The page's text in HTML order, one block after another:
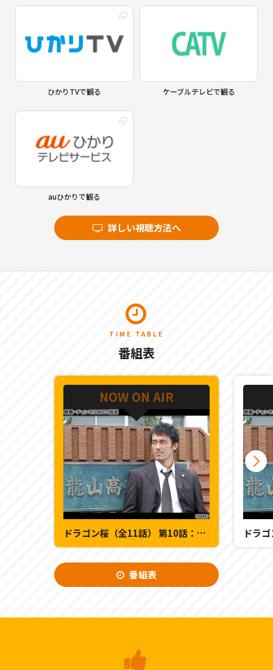
ひかりTVで観る ケーブルテレビで観る
auひかりで観る
詳しい視聴方法へ
TIME TABLE
番組表
NOW ON AIR
ドラゴン桜（全11話） 第10話：「友情か受験か？最後の決断」
番組表